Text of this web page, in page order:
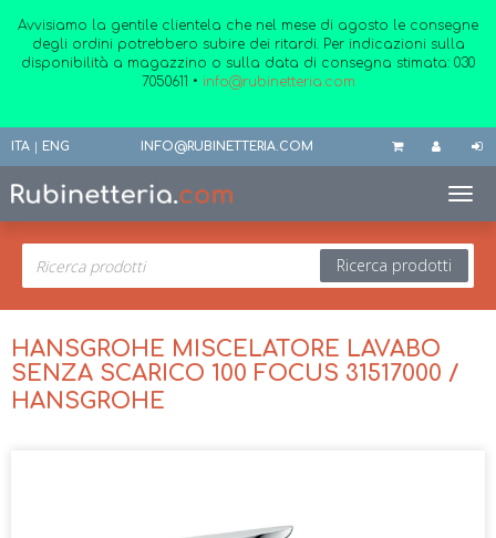
Avvisiamo la gentile clientela che nel mese di agosto le consegne
degli ordini potrebbero subire dei ritardi. Per indicazioni sulla
disponibilità a magazzino o sulla data di consegna stimata: 030
7050611 • info@rubinetteria.com
ITA | ENG INFO@RUBINETTERIA.COM
Ricerca prodotti
HANSGROHE MISCELATORE LAVABO
SENZA SCARICO 100 FOCUS 31517000 /
HANSGROHE